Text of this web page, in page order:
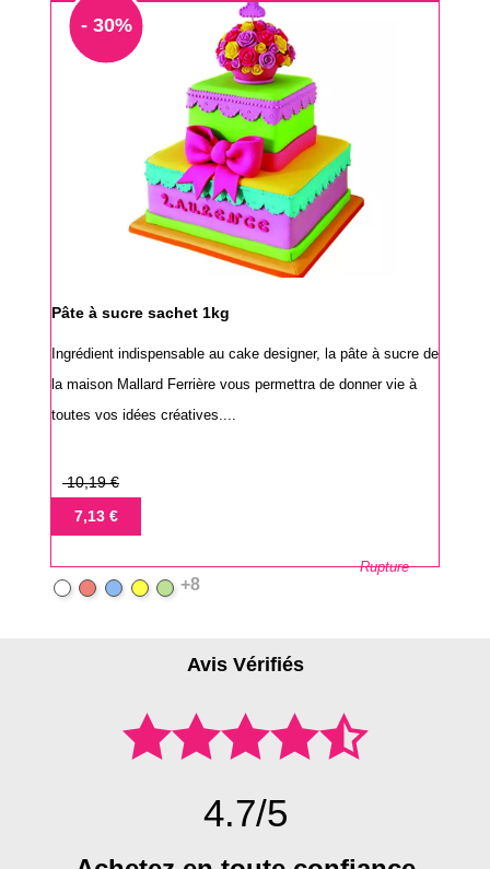
- 30%
Pâte à sucre sachet 1kg
Ingrédient indispensable au cake designer, la pâte à sucre de
la maison Mallard Ferrière vous permettra de donner vie à
toutes vos idées créatives....
Prix
base
10,19 €
Prix7,13 €
BlancRouge
BleuJauneVert
+8
Rupture
Avis Vérifiés
4.7/5